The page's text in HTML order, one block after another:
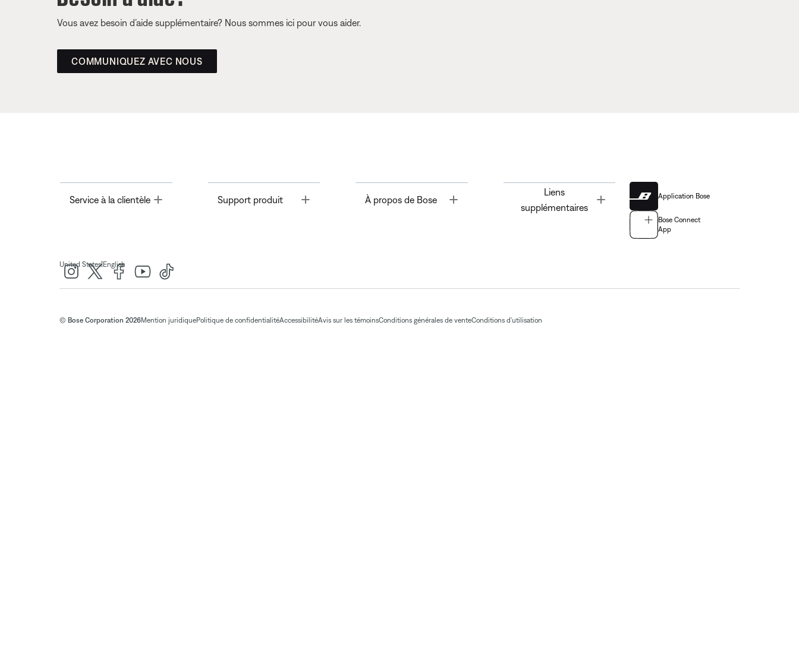
Vous avez besoin d’aide supplémentaire? Nous sommes ici pour vous aider.
COMMUNIQUEZ AVEC NOUS
Service à la clientèle Toggle Support produit À propos de Bose Toggle
Liens
supplémentaires
Application Bose
Bose Connect
App
United States| English
© Bose Corporation 2026Mention juridiquePolitique de confidentialitéAccessibilitéAvis sur les témoinsConditions générales de venteConditions d'utilisation